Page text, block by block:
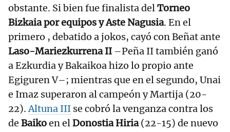
obstante. Si bien fue finalista delTorneo
Bizkaia por equipos y Aste Nagusia. En el
primero , debatido a jokos, cayó con Beñat ante
Laso-Mariezkurrena II –Peña II también ganó
a Ezkurdia y Bakaikoa hizo lo propio ante
Egiguren V–; mientras que en el segundo, Unai
e Imaz superaron al campeón y Martija (20-
22).Altuna III se cobró la venganza contra los
de Baikoen elDonostia Hiria(22-15) de nuevo